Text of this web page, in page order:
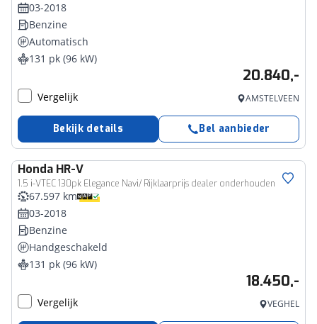
03-2018
Benzine
Automatisch
131 pk (96 kW)
20.840,-
Vergelijk AMSTELVEEN
Bekijk details Bel aanbieder
Honda HR-V
1.5 i-VTEC 130pk Elegance Navi/ Rijklaarprijs dealer onderhouden
67.597 km
03-2018
Benzine
Handgeschakeld
131 pk (96 kW)
18.450,-
Vergelijk VEGHEL